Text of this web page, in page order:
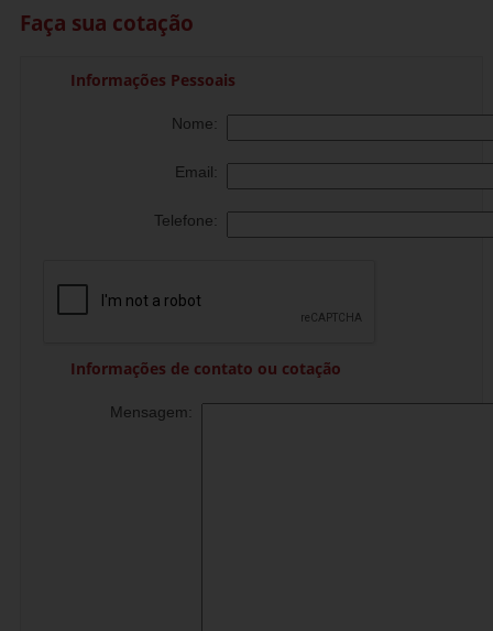
Faça sua cotação
Informações Pessoais
Nome:
Email:
Telefone:
Informações de contato ou cotação
Mensagem: